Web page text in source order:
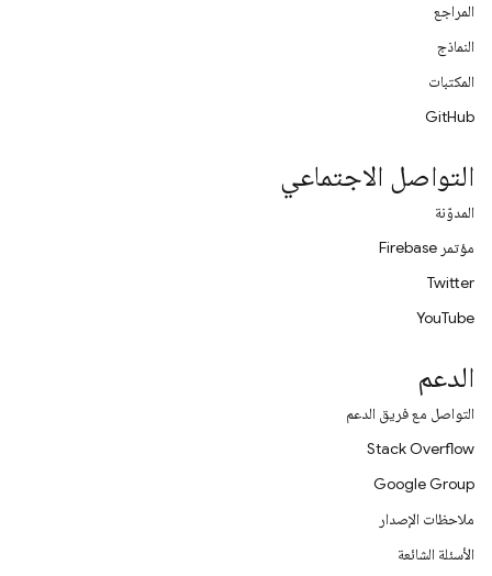
المراجع
النماذج
المكتبات
GitHub
التواصل الاجتماعي
المدوّنة
مؤتمر Firebase
Twitter
YouTube
الدعم
التواصل مع فريق الدعم
Stack Overflow
Google Group
ملاحظات الإصدار
الأسئلة الشائعة